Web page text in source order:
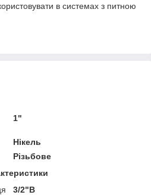
в системах з питною
1"
Нікель
Різьбове
3/2"В